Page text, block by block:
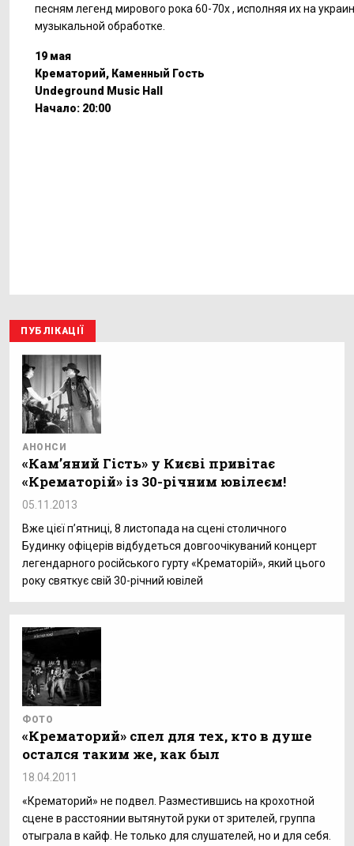
песням легенд мирового рока 60-70х , исполняя их на
музыкальной обработке.
19 мая
Крематорий, Каменный Гость
Undeground Music Hall
Начало: 20:00
ПУБЛІКАЦІЇ
АНОНСИ
«Кам’яний Гість» у Києві привітає
«Крематорій» із 30-річним ювілеєм!
05.11.2013
Вже цієї п’ятниці, 8 листопада на сцені столичного
Будинку офіцерів відбудеться довгоочікуваний концерт
легендарного російського гурту «Крематорій», який цього
року святкує свій 30-річний ювілей
ФОТО
«Крематорий» спел для тех, кто в душе
остался таким же, как был
18.04.2011
«Крематорий» не подвел. Разместившись на крохотной
сцене в расстоянии вытянутой руки от зрителей, группа
отыграла в кайф. Не только для слушателей, но и для себя.